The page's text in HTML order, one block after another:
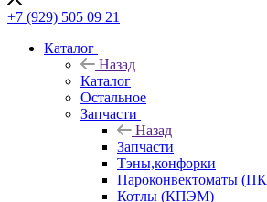
+7 (929) 505 09 21
Каталог
Назад
Каталог
Остальное
Запчасти
Назад
Запчасти
Тэны,конфорки
Пароконвектоматы
Котлы (КПЭМ)